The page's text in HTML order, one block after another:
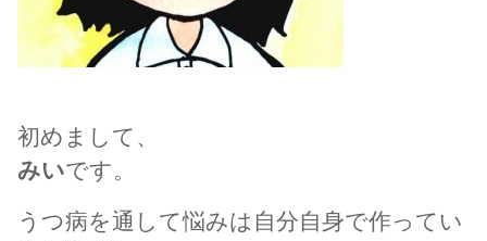
初めまして、
みいです。
うつ病を通して悩みは自分自身で作ってい